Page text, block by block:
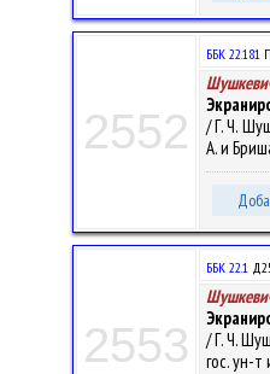
2552
ББК 22.181
/ Г. Ч.
А. и
2553
ББК 22.1
/ Г. Ч.
гос. ун-т